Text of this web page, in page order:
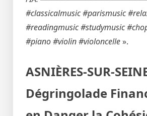
#classicalmusic #parismusic
#readingmusic #studymusic
#piano #violin #violoncelle».
ASNIÈRES-SUR-
Dégringolade